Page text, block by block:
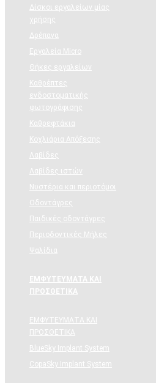
Δίσκοι εργαλείων μίας
χρήσης
Δρέπανα
Εργαλεία Micro
Θήκες εργαλείων
Καθρέπτες
ενδοστοματικής
φωτογράφισης
Καθρεφτάκια
Κοχλιάρια Απόξεσης
Λαβίδες
Λαβίδες ιστών
Νυστέρια και περιοτόμοι
Οδοντάγρες
Παιδικές οδοντάγρες
Περιοδοντικές Μήλες
Ψαλίδια
ΕΜΦΥΤΕΥΜΑΤΑ ΚΑΙ
ΠΡΟΣΘΕΤΙΚΑ
ΕΜΦΥΤΕΥΜΑΤΑ ΚΑΙ
ΠΡΟΣΘΕΤΙΚΑ
BlueSky Implant System
CopaSky Implant System